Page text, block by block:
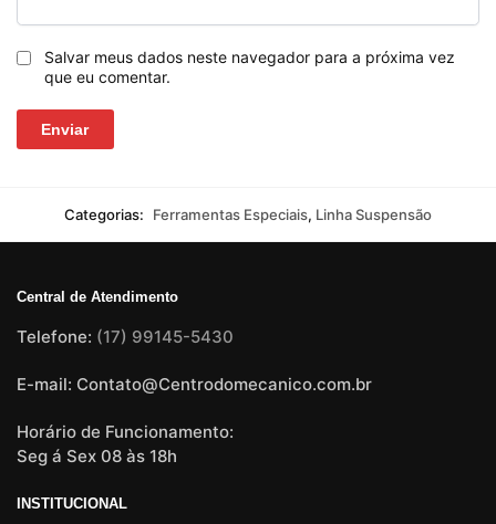
Salvar meus dados neste navegador para a próxima vez
que eu comentar.
Categorias: Ferramentas Especiais, Linha Suspensão
Central de Atendimento
Telefone: (17) 99145-5430
E-mail: Contato@Centrodomecanico.com.br
Horário de Funcionamento:
Seg á Sex 08 às 18h
INSTITUCIONAL